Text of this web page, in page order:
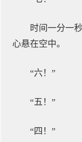
时间一分一
心悬在空中。
“六！”
“五！”
“四！”